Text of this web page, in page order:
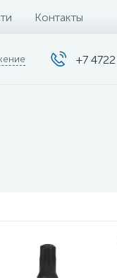
Контакты
+7 4722